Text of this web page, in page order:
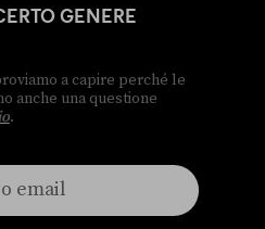
GENERE
a capire perché le
anche una questione
.